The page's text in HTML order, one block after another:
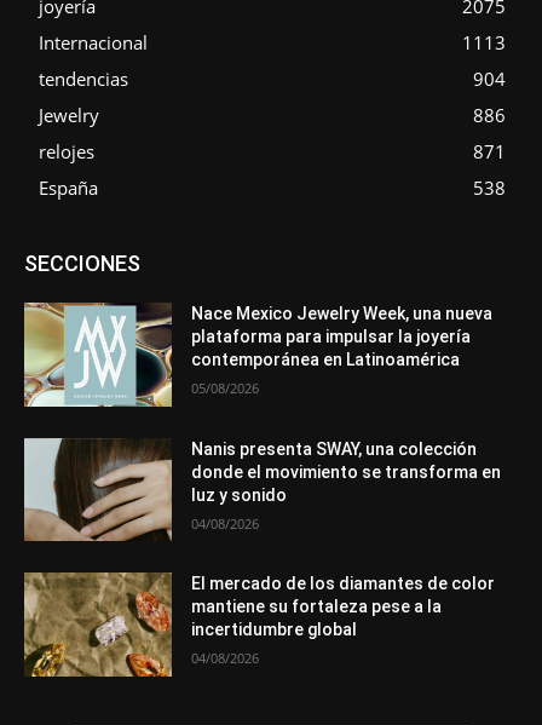
joyería
2075
Internacional
1113
tendencias
904
Jewelry
886
relojes
871
España
538
SECCIONESAsociaciones
Entrevistas
Mundo Técnico
Novedades Opiniones
Perspectiva
Premios
Secciones Sin categoría
Sucesos
Más
Nace Mexico Jewelry Week, una nueva
plataforma para impulsar la joyería
contemporánea en Latinoamérica
05/08/2026
Nanis presenta SWAY, una colección
donde el movimiento se transforma en
luz y sonido
04/08/2026
El mercado de los diamantes de color
mantiene su fortaleza pese a la
incertidumbre global
04/08/2026